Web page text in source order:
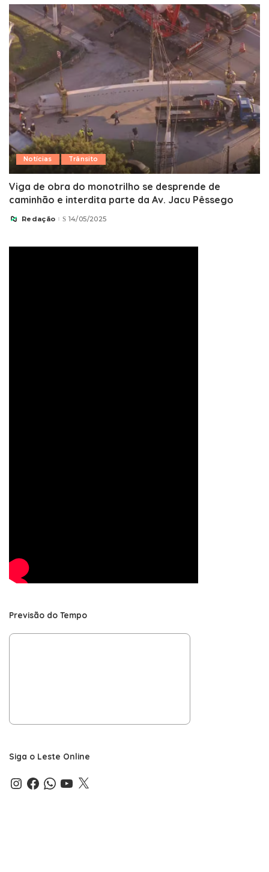
Notícias Trânsito
Viga de obra do monotrilho se desprende de
caminhão e interdita parte da Av. Jacu Pêssego
Posted
Redação 14/05/2025
Previsão do Tempo
Siga o Leste Online
Instagram
Facebook
WhatsApp
YouTube
X